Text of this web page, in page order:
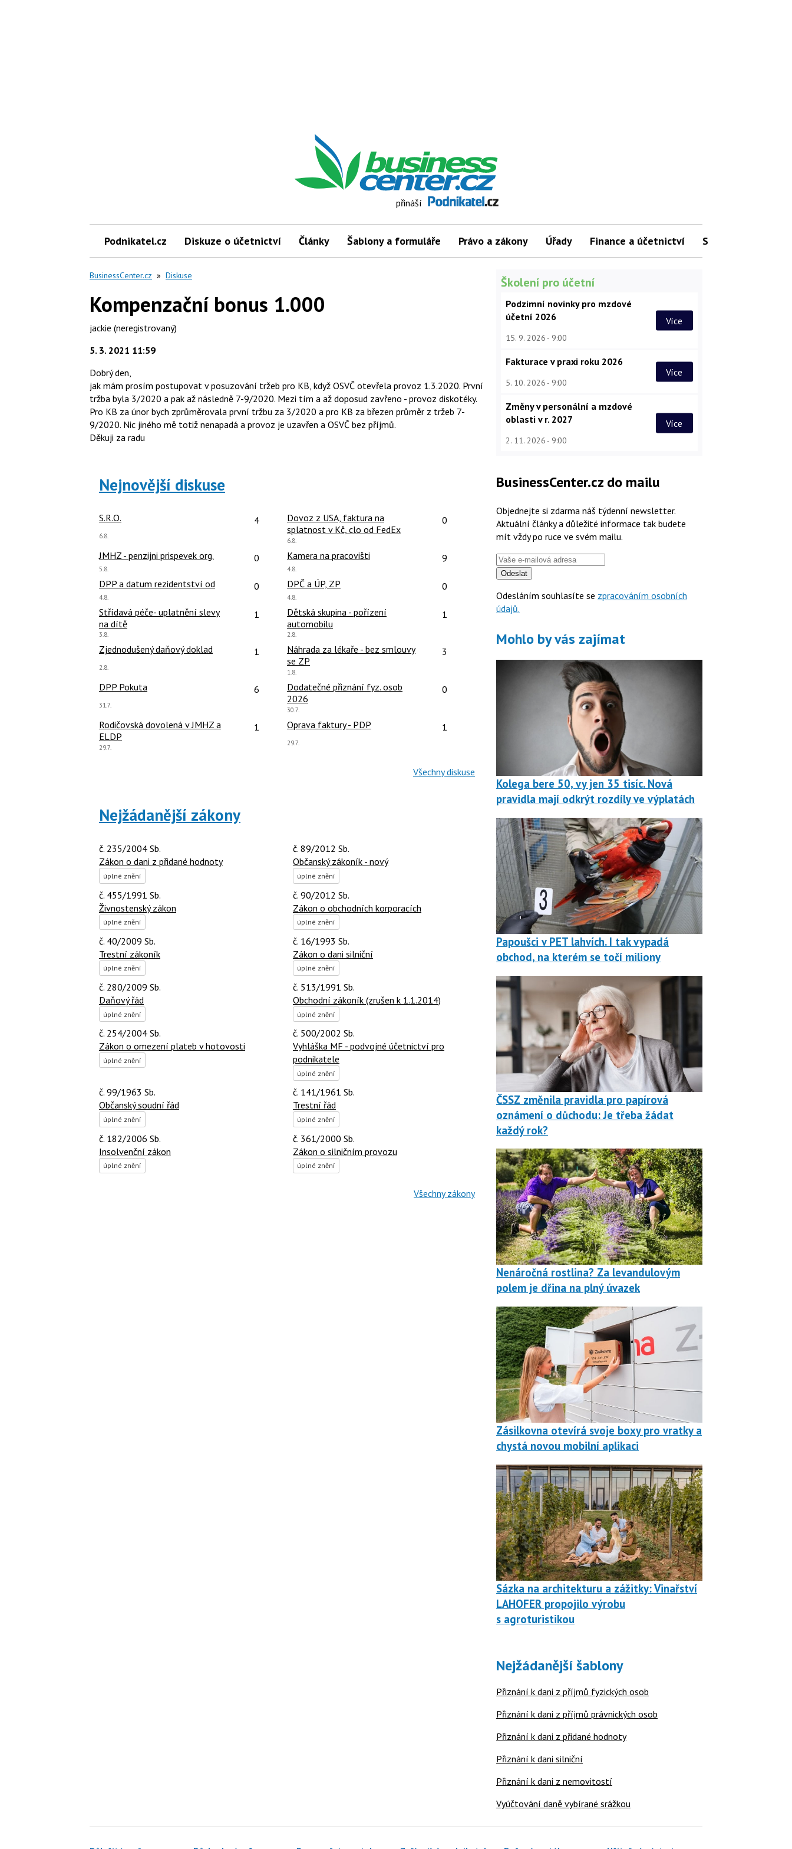
přináší
Podnikatel.cz Diskuze o účetnictví Články Šablony a formuláře Právo a zákony Úřady Finance a účetnictví Slovníček pojmů
BusinessCenter.cz » Diskuse
Kompenzační bonus 1.000
jackie (neregistrovaný)
5. 3. 2021 11:59
Dobrý den,
jak mám prosím postupovat v posuzování tržeb pro KB, když OSVČ otevřela provoz 1.3.2020. První
tržba byla 3/2020 a pak až následně 7-9/2020. Mezi tím a až doposud zavřeno - provoz diskotéky.
Pro KB za únor bych zprůměrovala první tržbu za 3/2020 a pro KB za březen průměr z tržeb 7-
9/2020. Nic jiného mě totiž nenapadá a provoz je uzavřen a OSVČ bez příjmů.
Děkuji za radu
Nejnovější diskuse
S.R.O. Počet reakcí:
4
Poslední
6.8.
Dovoz z USA, faktura na
splatnost v Kč, clo od FedEx
Počet reakcí:
0
Poslední
6.8.
JMHZ - penzijni prispevek org. Počet reakcí:
0
Poslední
5.8.
Kamera na pracovišti Počet reakcí:
9
Poslední
4.8.
DPP a datum rezidentství od Počet reakcí:
0
Poslední
4.8.
DPČ a ÚP, ZP Počet reakcí:
0
Poslední
4.8.
Střídavá péče- uplatnění slevy
na dítě
Počet reakcí:
1
Poslední
3.8.
Dětská skupina - pořízení
automobilu
Počet reakcí:
1
Poslední
2.8.
Zjednodušený daňový doklad Počet reakcí:
1
Poslední
2.8.
Náhrada za lékaře - bez smlouvy
se ZP
Počet reakcí:
3
Poslední
1.8.
DPP Pokuta Počet reakcí:
6
Poslední
31.7.
Dodatečné přiznání fyz. osob
2026
Počet reakcí:
0
Poslední
30.7.
Rodičovská dovolená v JMHZ a
ELDP
Počet reakcí:
1
Poslední
29.7.
Oprava faktury - PDP Počet reakcí:
1
Poslední
29.7.
Všechny diskuse
Nejžádanější zákony
č. 235/2004 Sb.
Zákon o dani z přidané hodnoty
úplné znění
č. 89/2012 Sb.
Občanský zákoník - nový
úplné znění
č. 455/1991 Sb.
Živnostenský zákon
úplné znění
č. 90/2012 Sb.
Zákon o obchodních korporacích
úplné znění
č. 40/2009 Sb.
Trestní zákoník
úplné znění
č. 16/1993 Sb.
Zákon o dani silniční
úplné znění
č. 280/2009 Sb.
Daňový řád
úplné znění
č. 513/1991 Sb.
Obchodní zákoník (zrušen k 1.1.2014)
úplné znění
č. 254/2004 Sb.
Zákon o omezení plateb v hotovosti
úplné znění
č. 500/2002 Sb.
Vyhláška MF - podvojné účetnictví pro
podnikatele
úplné znění
č. 99/1963 Sb.
Občanský soudní řád
úplné znění
č. 141/1961 Sb.
Trestní řád
úplné znění
č. 182/2006 Sb.
Insolvenční zákon
úplné znění
č. 361/2000 Sb.
Zákon o silničním provozu
úplné znění
Všechny zákony
Školení pro účetní
Podzimní novinky pro mzdové
účetní 2026
15. 9. 2026 9:00
Více
Fakturace v praxi roku 2026
5. 10. 2026 9:00
Více
Změny v personální a mzdové
oblasti v r. 2027
2. 11. 2026 9:00
Více
BusinessCenter.cz do mailu
Objednejte si zdarma náš týdenní newsletter.
Aktuální články a důležité informace tak budete
mít vždy po ruce ve svém mailu.
Odeslat
Odesláním souhlasíte se zpracováním osobních
údajů.
Mohlo by vás zajímat
Kolega bere 50, vy jen 35 tisíc. Nová
pravidla mají odkrýt rozdíly ve výplatách
Papoušci v PET lahvích. I tak vypadá
obchod, na kterém se točí miliony
ČSSZ změnila pravidla pro papírová
oznámení o důchodu: Je třeba žádat
každý rok?
Nenáročná rostlina? Za levandulovým
polem je dřina na plný úvazek
Zásilkovna otevírá svoje boxy pro vratky a
chystá novou mobilní aplikaci
Sázka na architekturu a zážitky: Vinařství
LAHOFER propojilo výrobu
s agroturistikou
Nejžádanější šablony
Přiznání k dani z příjmů fyzických osob
Přiznání k dani z příjmů právnických osob
Přiznání k dani z přidané hodnoty
Přiznání k dani silniční
Přiznání k dani z nemovitostí
Vyúčtování daně vybírané srážkou